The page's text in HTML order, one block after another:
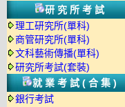
研究所考試
理工研究所(單科)
商管研究所(單科)
文科藝術傳播(單科)
研究所考試(套裝)
就業考試(合集)
銀行考試